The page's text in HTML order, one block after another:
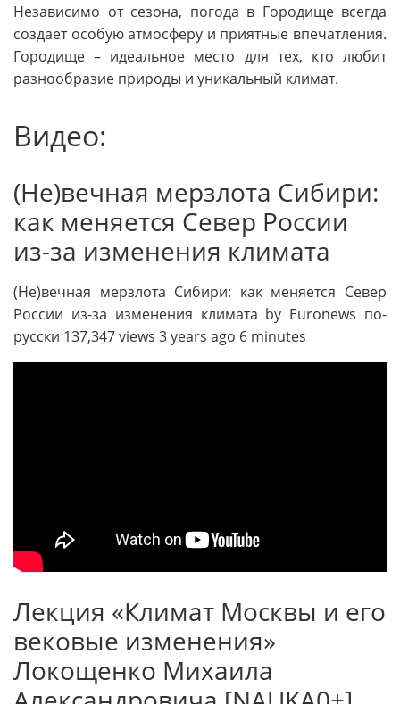
Независимо от сезона, погода в Городище всегда
создает особую атмосферу и приятные впечатления.
Городище – идеальное место для тех, кто любит
разнообразие природы и уникальный климат.
Видео:
(Не)вечная мерзлота Сибири:
как меняется Север России
из-за изменения климата
(Не)вечная мерзлота Сибири: как меняется Север
России из-за изменения климата by Euronews по-
русски 137,347 views 3 years ago 6 minutes
Лекция «Климат Москвы и его
вековые изменения»
Локощенко Михаила